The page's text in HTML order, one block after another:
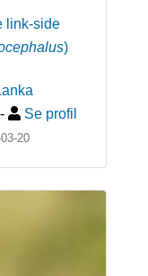
link-side
)
- Se profil
20